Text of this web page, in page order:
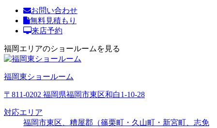
お問い合わせ
無料見積もり
来店予約
福岡エリアのショールームを見る
福岡東ショールーム
〒811-0202 福岡県福岡市東区和白1-10-28
対応エリア
福岡市東区、糟屋郡（篠栗町・久山町・新宮町、志免